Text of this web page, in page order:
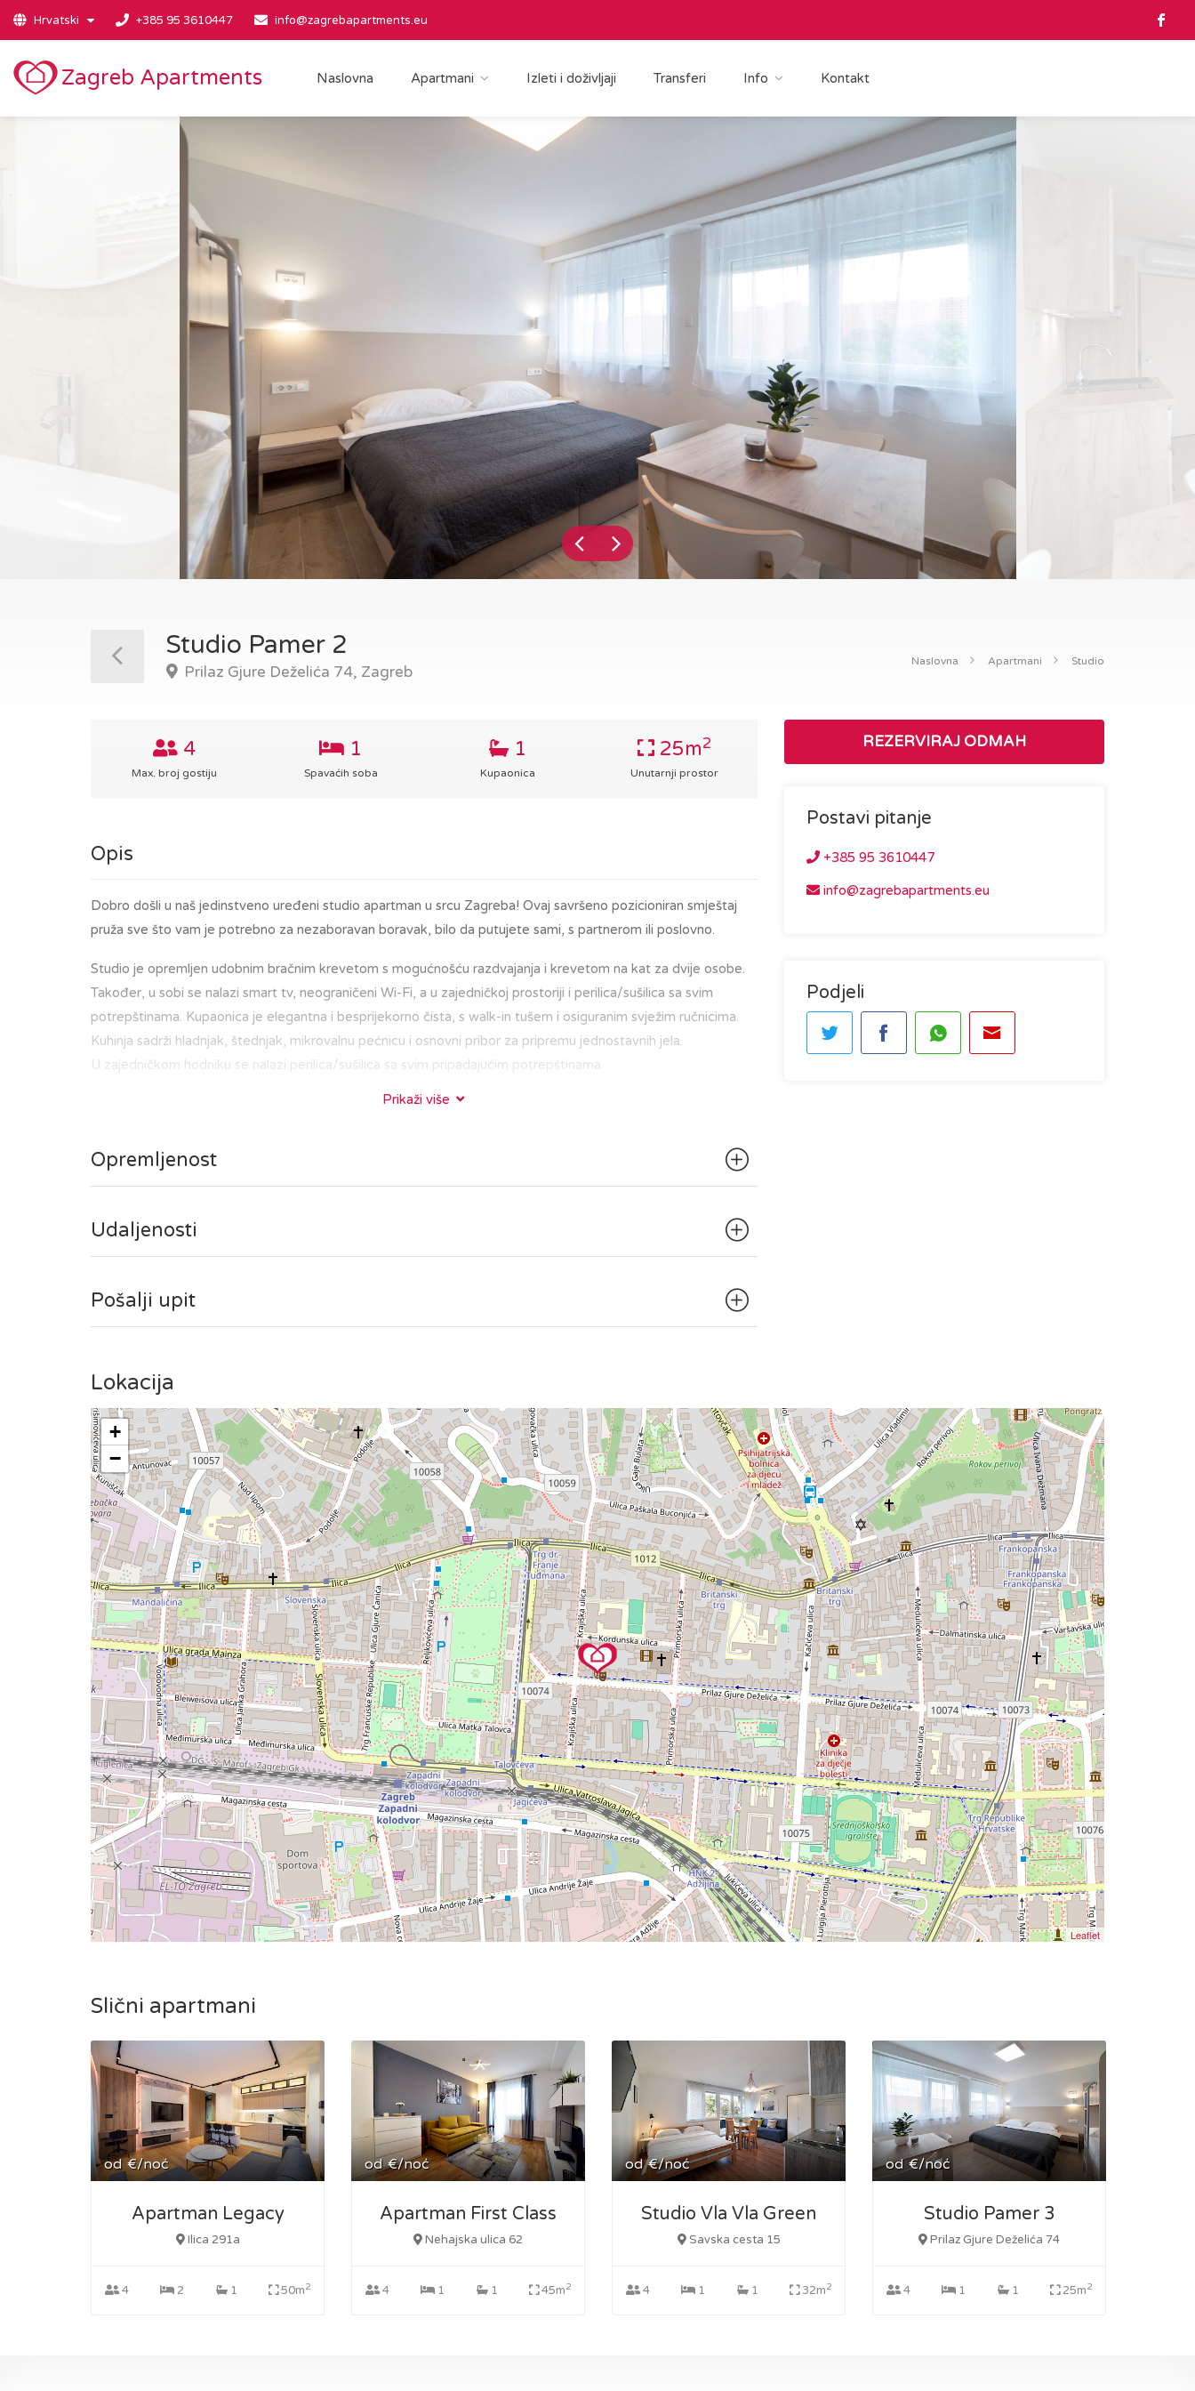
Hrvatski +385 95 3610447 info@zagrebapartments.eu
Zagreb Apartments Naslovna Apartmani Izleti i doživljaji Transferi Info Kontakt
Studio Pamer 2
Prilaz Gjure Deželića 74, Zagreb
Naslovna Apartmani Studio
REZERVIRAJ ODMAH
Postavi pitanje
+385 95 3610447
info@zagrebapartments.eu
Podjeli
4
Max. broj gostiju
1
Spavaćih soba
1
Kupaonica
25m2
Unutarnji prostor
Opis
Dobro došli u naš jedinstveno uređeni studio apartman u srcu Zagreba! Ovaj savršeno pozicioniran smještaj
pruža sve što vam je potrebno za nezaboravan boravak, bilo da putujete sami, s partnerom ili poslovno.
Studio je opremljen udobnim bračnim krevetom s mogućnošću razdvajanja i krevetom na kat za dvije osobe.
Također, u sobi se nalazi smart tv, neograničeni Wi-Fi, a u zajedničkoj prostoriji i perilica/sušilica sa svim
potrepštinama. Kupaonica je elegantna i besprijekorno čista, s walk-in tušem i osiguranim svježim ručnicima.
Kuhinja sadrži hladnjak, štednjak, mikrovalnu pećnicu i osnovni pribor za pripremu jednostavnih jela.
U zajedničkom hodniku se nalazi perilica/sušilica sa svim pripadajućim potrepštinama.
tržnicom Dolac i Trgom bana Jelačića, ili da uživate u kavi na Tkalčićevoj ulici, sve vam je nadohvat ruke.
Tramvajska stanica smještena je u blizini, što omogućuje jednostavan pristup širem gradskom području.
Studio se nalazi na 4. katu, u zgradi bez lifta.
Prikaži više
Opremljenost
Udaljenosti
Pošalji upit
Lokacija
+
−
Leaflet
Slični apartmani
od €/noć
Apartman Legacy
Ilica 291a
4 2 1 50m2
od €/noć
Apartman First Class
Nehajska ulica 62
4 1 1 45m2
od €/noć
Studio Vla Vla Green
Savska cesta 15
4 1 1 32m2
od €/noć
Studio Pamer 3
Prilaz Gjure Deželića 74
4 1 1 25m2